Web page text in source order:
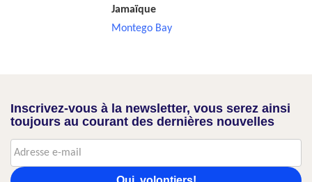
Jamaïque
Montego Bay
Inscrivez-vous à la newsletter, vous serez ainsi
toujours au courant des dernières nouvelles